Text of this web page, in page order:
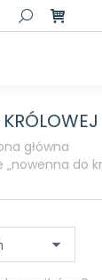
Szukaj:
główna
do